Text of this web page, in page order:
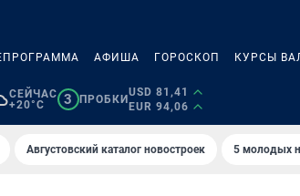
АФИША ГОРОСКОП КУРСЫ
СЕЙЧАС
+20°C
3 ПРОБКИ
USD 81,41
EUR 94,06
Августовский каталог новостроек 5 молодых